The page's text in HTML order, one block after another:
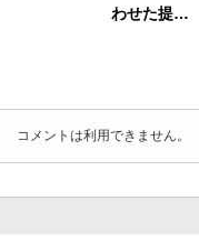
わせた提…
コメントは利用できません。